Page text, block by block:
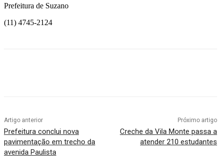
Prefeitura de Suzano
(11) 4745-2124
Artigo anterior
Prefeitura conclui nova
pavimentação em trecho da
avenida Paulista
Próximo artigo
Creche da Vila Monte passa a
atender 210 estudantes